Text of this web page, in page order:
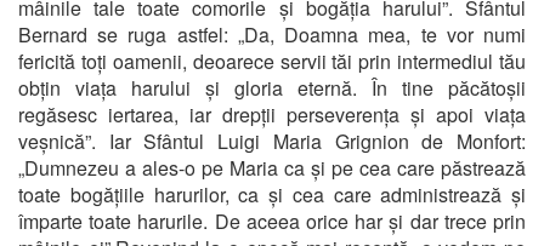
mâinile tale toate comorile și bogăția harului”. Sfântul
Bernard se ruga astfel: „Da, Doamna mea, te vor numi
fericită toți oamenii, deoarece servii tăi prin intermediul tău
obțin viața harului și gloria eternă. În tine păcătoșii
regăsesc iertarea, iar drepții perseverența și apoi viața
veșnică”. Iar Sfântul Luigi Maria Grignion de Monfort:
„Dumnezeu a ales-o pe Maria ca și pe cea care păstrează
toate bogățiile harurilor, ca și cea care administrează și
împarte toate harurile. De aceea orice har și dar trece prin